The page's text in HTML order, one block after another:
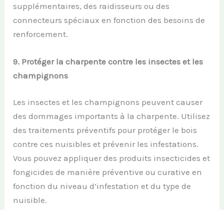
supplémentaires, des raidisseurs ou des
connecteurs spéciaux en fonction des besoins de
renforcement.
9. Protéger lacharpentecontre les insectes et les
champignons
Les insectes et les champignons peuvent causer
des dommages importants à la charpente. Utilisez
des traitements préventifs pour protéger le bois
contre ces nuisibles et prévenir les infestations.
Vous pouvez appliquer des produits insecticides et
fongicides de manière préventive ou curative en
fonction du niveau d’infestation et du type de
nuisible.